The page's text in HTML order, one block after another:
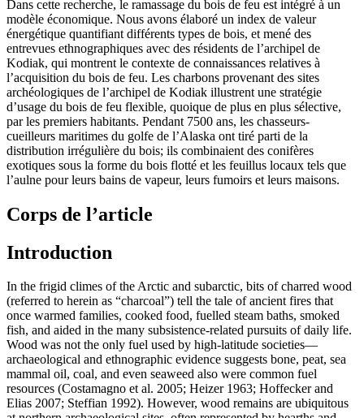
Dans cette recherche, le ramassage du bois de feu est intégré à un
modèle économique. Nous avons élaboré un index de valeur
énergétique quantifiant différents types de bois, et mené des
entrevues ethnographiques avec des résidents de l’archipel de
Kodiak, qui montrent le contexte de connaissances relatives à
l’acquisition du bois de feu. Les charbons provenant des sites
archéologiques de l’archipel de Kodiak illustrent une stratégie
d’usage du bois de feu flexible, quoique de plus en plus sélective,
par les premiers habitants. Pendant 7500 ans, les chasseurs-
cueilleurs maritimes du golfe de l’Alaska ont tiré parti de la
distribution irrégulière du bois; ils combinaient des conifères
exotiques sous la forme du bois flotté et les feuillus locaux tels que
l’aulne pour leurs bains de vapeur, leurs fumoirs et leurs maisons.
Corps de l’article
Introduction
In the frigid climes of the Arctic and subarctic, bits of charred wood
(referred to herein as “charcoal”) tell the tale of ancient fires that
once warmed families, cooked food, fuelled steam baths, smoked
fish, and aided in the many subsistence-related pursuits of daily life.
Wood was not the only fuel used by high-latitude societies—
archaeological and ethnographic evidence suggests bone, peat, sea
mammal oil, coal, and even seaweed also were common fuel
resources (Costamagno et al. 2005; Heizer 1963; Hoffecker and
Elias 2007; Steffian 1992). However, wood remains are ubiquitous